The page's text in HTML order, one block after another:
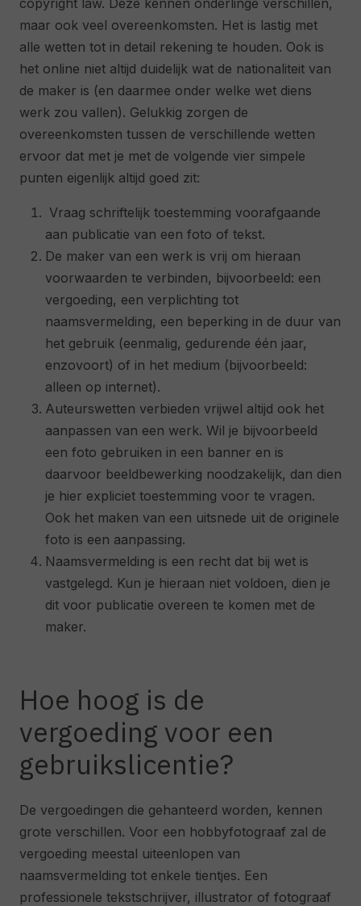
maar ook veel overeenkomsten. Het is lastig met
alle wetten tot in detail rekening te houden. Ook is
het online niet altijd duidelijk wat de nationaliteit van
de maker is (en daarmee onder welke wet diens
werk zou vallen). Gelukkig zorgen de
overeenkomsten tussen de verschillende wetten
ervoor dat met je met de volgende vier simpele
punten eigenlijk altijd goed zit:
Vraag schriftelijk toestemming voorafgaande
aan publicatie van een foto of tekst.
De maker van een werk is vrij om hieraan
voorwaarden te verbinden, bijvoorbeeld: een
vergoeding, een verplichting tot
naamsvermelding, een beperking in de duur van
het gebruik (eenmalig, gedurende één jaar,
enzovoort) of in het medium (bijvoorbeeld:
alleen op internet).
Auteurswetten verbieden vrijwel altijd ook het
aanpassen van een werk. Wil je bijvoorbeeld
een foto gebruiken in een banner en is
daarvoor beeldbewerking noodzakelijk, dan dien
je hier expliciet toestemming voor te vragen.
Ook het maken van een uitsnede uit de originele
foto is een aanpassing.
Naamsvermelding is een recht dat bij wet is
vastgelegd. Kun je hieraan niet voldoen, dien je
dit voor publicatie overeen te komen met de
maker.
Hoe hoog is de
vergoeding voor een
gebruikslicentie?
De vergoedingen die gehanteerd worden, kennen
grote verschillen. Voor een hobbyfotograaf zal de
vergoeding meestal uiteenlopen van
naamsvermelding tot enkele tientjes. Een
professionele tekstschrijver, illustrator of fotograaf